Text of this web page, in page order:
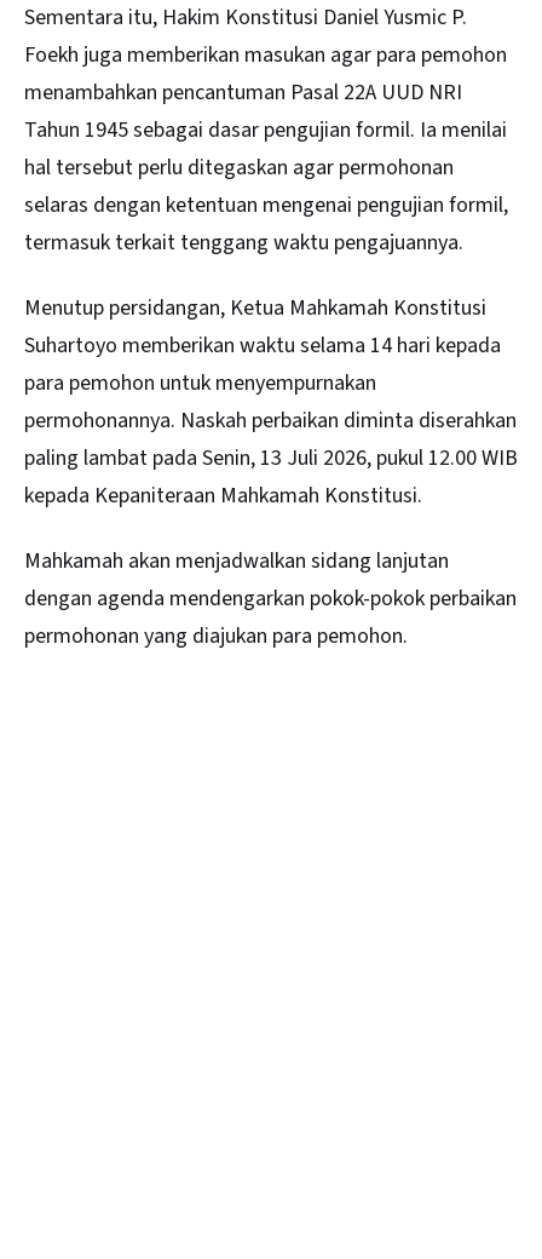
Sementara itu, Hakim Konstitusi Daniel Yusmic P.
Foekh juga memberikan masukan agar para pemohon
menambahkan pencantuman Pasal 22A UUD NRI
Tahun 1945 sebagai dasar pengujian formil. Ia menilai
hal tersebut perlu ditegaskan agar permohonan
selaras dengan ketentuan mengenai pengujian formil,
termasuk terkait tenggang waktu pengajuannya.
Menutup persidangan, Ketua Mahkamah Konstitusi
Suhartoyo memberikan waktu selama 14 hari kepada
para pemohon untuk menyempurnakan
permohonannya. Naskah perbaikan diminta diserahkan
paling lambat pada Senin, 13 Juli 2026, pukul 12.00 WIB
kepada Kepaniteraan Mahkamah Konstitusi.
Mahkamah akan menjadwalkan sidang lanjutan
dengan agenda mendengarkan pokok-pokok perbaikan
permohonan yang diajukan para pemohon.